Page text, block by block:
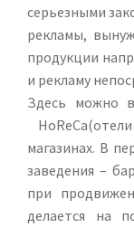
серьезными
рекламы,
продукции
и рекламу
Здесь можно
магазинах. В
заведения –
при
делается на